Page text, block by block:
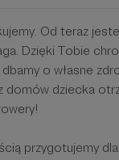
Od teraz
Dzięki Tobie
o własne
domów dziecka
przygotujemy